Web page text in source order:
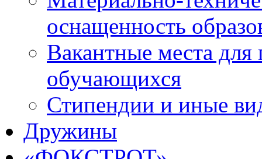
оснащенность
Вакантные места для
обучающихся
Стипендии и иные
Дружины